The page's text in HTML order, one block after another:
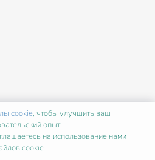
Алина
cookie, чтобы улучшить ваш
опыт.
на использование нами
cookie.